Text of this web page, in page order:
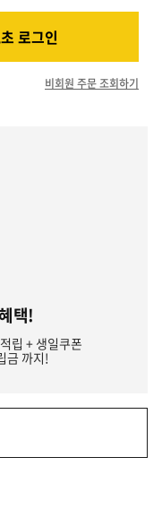
로그인
비회원 주문 조회하기
택!
립 + 생일쿠폰
금 까지!